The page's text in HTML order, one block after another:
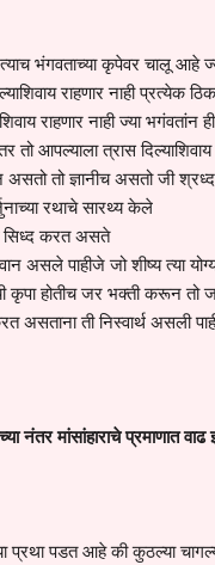
त्याच भंगवताच्या कृपेवर चालू आहे
राहणार नाही प्रत्येक
राहणार नाही ज्या भगंवतांन
आपल्याला त्रास दिल्याशिवाय
असतो तो ज्ञानीच असतो जी
रथाचे सारथ्य केले
सिध्द करत असते
असले पाहीजे जो शीष्य त्या
कृपा होतीच जर भक्ती करून तो
असताना ती निस्वार्थ असली
नंतर मांसांहाराचे प्रमाणात वाढ
प्रथा पडत आहे की कुठल्या